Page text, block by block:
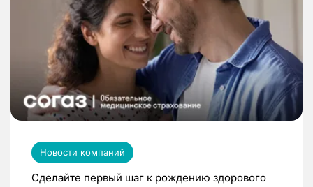
Новости компаний
Сделайте первый шаг к рождению здорового